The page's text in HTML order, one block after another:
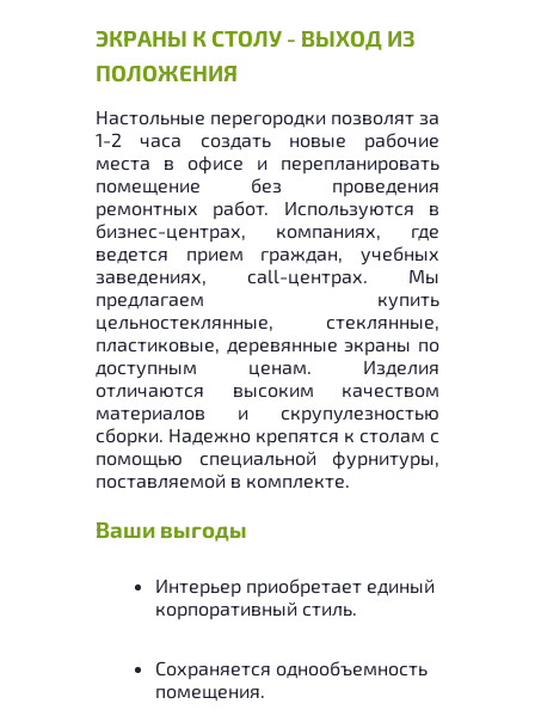
ЭКРАНЫ К СТОЛУ - ВЫХОД ИЗ
ПОЛОЖЕНИЯ
Настольные перегородки позволят за
1-2 часа создать новые рабочие
места в офисе и перепланировать
помещение без проведения
ремонтных работ. Используются в
бизнес-центрах, компаниях, где
ведется прием граждан, учебных
заведениях, call-центрах. Мы
предлагаем купить
цельностеклянные, стеклянные,
пластиковые, деревянные экраны по
доступным ценам. Изделия
отличаются высоким качеством
материалов и скрупулезностью
сборки. Надежно крепятся к столам с
помощью специальной фурнитуры,
поставляемой в комплекте.
Ваши выгоды
Интерьер приобретает единый
корпоративный стиль.
Сохраняется однообъемность
помещения.